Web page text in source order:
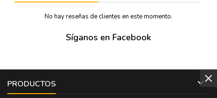
No hay reseñas de clientes en este momento.
Síganos en Facebook
PRODUCTOS 